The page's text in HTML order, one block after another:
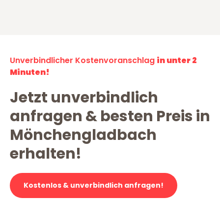
Unverbindlicher Kostenvoranschlag in unter 2
Minuten!
Jetzt unverbindlich
anfragen & besten Preis in
Mönchengladbach
erhalten!
Kostenlos & unverbindlich anfragen!